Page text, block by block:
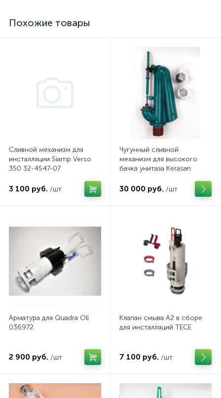
Похожие товары
Сливной механизм для
инсталляции Siamp Verso
350 32-4547-07
3 100 руб. /шт
Чугунный сливной
механизм для высокого
бачка унитаза Kerasan
30 000 руб. /шт
Арматура для Quadra Oli
036972
2 900 руб. /шт
Клапан смыва А2 в сборе
для инсталляций TECE
7 100 руб. /шт